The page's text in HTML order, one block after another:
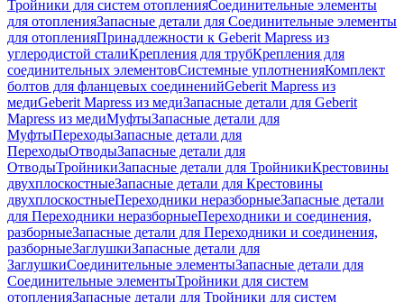
Тройники для систем отопленияСоединительные элементы
для отопленияЗапасные детали для Соединительные элементы
для отопленияПринадлежности к Geberit Mapress из
углеродистой сталиКрепления для трубКрепления для
соединительных элементовСистемные уплотненияКомплект
болтов для фланцевых соединенийGeberit Mapress из
медиGeberit Mapress из медиЗапасные детали для Geberit
Mapress из медиМуфтыЗапасные детали для
МуфтыПереходыЗапасные детали для
ПереходыОтводыЗапасные детали для
ОтводыТройникиЗапасные детали для ТройникиКрестовины
двухплоскостныеЗапасные детали для Крестовины
двухплоскостныеПереходники неразборныеЗапасные детали
для Переходники неразборныеПереходники и соединения,
разборныеЗапасные детали для Переходники и соединения,
разборныеЗаглушкиЗапасные детали для
ЗаглушкиСоединительные элементыЗапасные детали для
Соединительные элементыТройники для систем
отопленияЗапасные детали для Тройники для систем